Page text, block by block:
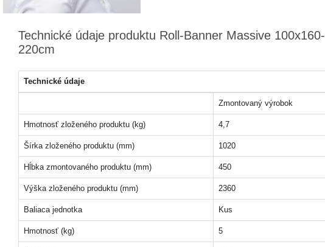
Technické údaje produktu Roll-Banner Massive 100x160-
220cm
Technické údaje
Zmontovaný výrobok
Hmotnosť zloženého produktu (kg) 4,7
Šírka zloženého produktu (mm) 1020
Hĺbka zmontovaného produktu (mm) 450
Výška zloženého produktu (mm) 2360
Baliaca jednotka Kus
Hmotnosť (kg) 5